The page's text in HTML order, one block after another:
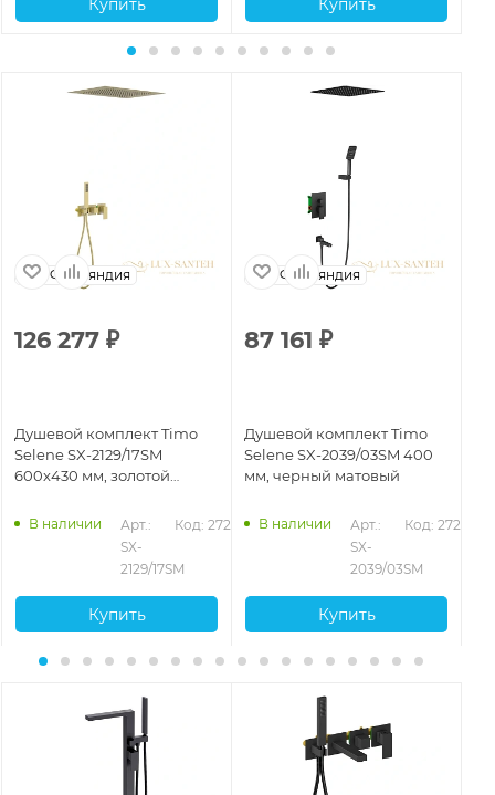
Купить Купить
Финляндия
126 277 ₽
Душевой комплект Timo
Selene SX-2129/17SM
600x430 мм, золотой
В наличии
Арт.:
SX-
2129/17SM
Код: 27218
Купить
Финляндия
87 161 ₽
Душевой комплект Timo
Selene SX-2039/03SM 400
мм, черный матовый
В наличии
Арт.:
SX-
2039/03SM
Код: 27211
Купить